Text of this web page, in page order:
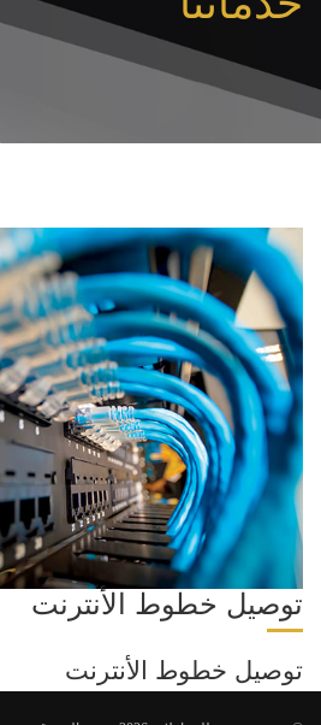
توصيل خطوط الأنترنت
توصيل خطوط الأنترنت